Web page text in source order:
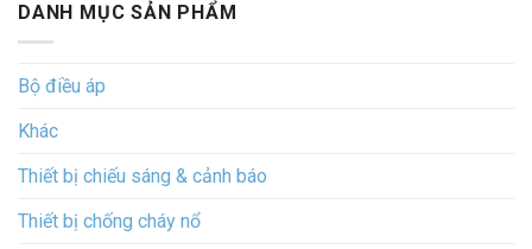
DANH MỤC SẢN PHẨM
Bộ điều áp
Khác
Thiết bị chiếu sáng & cảnh báo
Thiết bị chống cháy nổ